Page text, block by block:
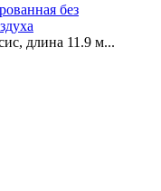
без
длина 11.9 м...